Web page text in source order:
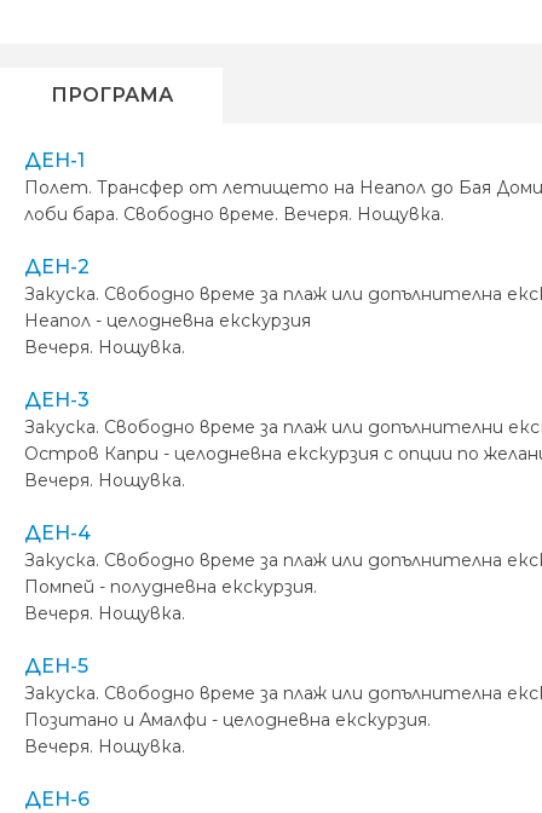
ПРОГРАМА
ДЕН-1
Полет. Трансфер от летището на Неапол до Бая
лоби бара. Свободно време. Вечеря. Нощувка.
ДЕН-2
Закуска. Свободно време за плаж или допълнителна
Неапол - целодневна екскурзия
Вечеря. Нощувка.
ДЕН-3
Закуска. Свободно време за плаж или допълнителни
Остров Капри - целодневна екскурзия с опции по
Вечеря. Нощувка.
ДЕН-4
Закуска. Свободно време за плаж или допълнителна
Помпей - полудневна екскурзия.
Вечеря. Нощувка.
ДЕН-5
Закуска. Свободно време за плаж или допълнителна
Позитано и Амалфи - целодневна екскурзия.
Вечеря. Нощувка.
ДЕН-6